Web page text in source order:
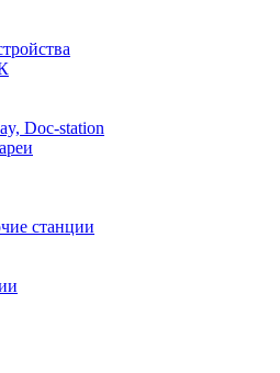
Doc-station
станции